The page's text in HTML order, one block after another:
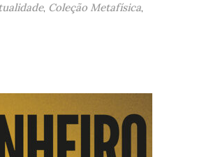
, Coleção Metafísica,